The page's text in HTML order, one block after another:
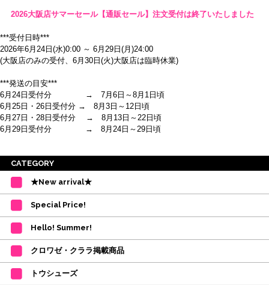
2026大阪店サマーセール【通販セール】注文受付は終了いたしました
***受付日時***
2026年6月24日(水)0:00 ～ 6月29日(月)24:00
(大阪店のみの受付、6月30日(火)大阪店は臨時休業)
***発送の目安***
6月24日受付分 → 7月6日～8月1日頃
6月25日・26日受付分 → 8月3日～12日頃
6月27日・28日受付分 → 8月13日～22日頃
6月29日受付分 → 8月24日～29日頃
※ご注意
・受付順に発送を行いますので、日にち指定はお受けできません。上記の期
間を目安として下さい。
(目安は多少ずれこむ場合がございます。)
・在庫の確保は発送の直前に行います。カートに入れて注文完了となって
も、商品の確保はされておりません。
ご注文商品が在庫切れの場合は、上記お目安の頃にご連絡させていただき
ます。
カード決済をされたお客様は決済金額の変更をさせていただきます。
【ミルバ×たけいみき】オリジナルタオルが新登場!
CATEGORY
★New arrival★
Special Price!
Hello! Summer!
クロワゼ・クララ掲載商品
トウシューズ